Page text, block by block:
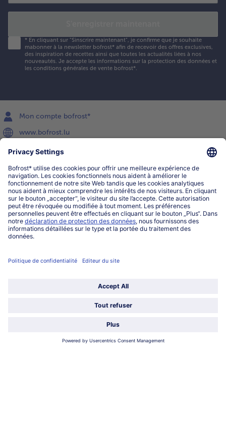
* En cliquant sur "Sinscrire maintenant", je confirme que je souhaite
mabonner à la newsletter bofrost* afin de recevoir des offres exclusives,
des inspiration de recettes ainsi que toutes les actualités liées à nos
nouveautés. Je accepte les informations sur la protection des données et
les conditions générales de vente bofrost*.
Mon compte bofrost*
www.bofrost.lu
service@bofrost.lu
027863232
Lu-ve : 8h-20h Sa : 10h-16h
Service
Qui sommes-nous?